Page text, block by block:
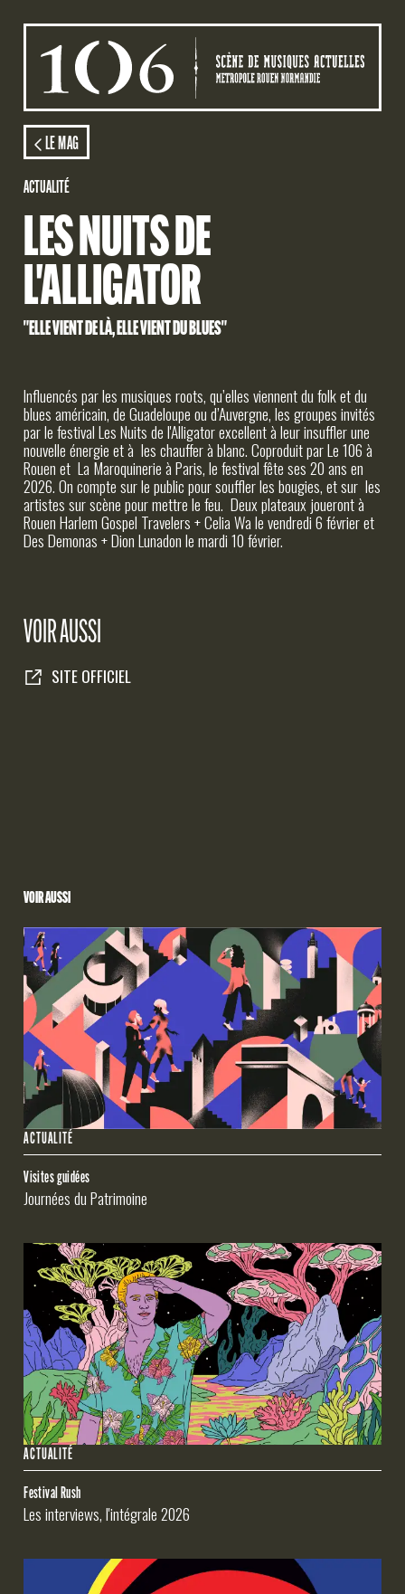
LE MAG
ACTUALITÉ
LES NUITS DE
L'ALLIGATOR
"ELLE VIENT DE LÀ, ELLE VIENT DU BLUES"
Influencés par les musiques roots, qu’elles viennent du folk et du
blues américain, de Guadeloupe ou d’Auvergne, les groupes invités
par le festival Les Nuits de l'Alligator excellent à leur insuffler une
nouvelle énergie et à les chauffer à blanc. Coproduit par Le 106 à
Rouen et La Maroquinerie à Paris, le festival fête ses 20 ans en
2026. On compte sur le public pour souffler les bougies, et sur les
artistes sur scène pour mettre le feu. Deux plateaux joueront à
Rouen Harlem Gospel Travelers + Celia Wa le vendredi 6 février et
Des Demonas + Dion Lunadon le mardi 10 février.
VOIR AUSSI
SITE OFFICIEL
VOIR AUSSI
ACTUALITÉ
Visites guidées
Journées du Patrimoine
ACTUALITÉ
Festival Rush
Les interviews, l'intégrale 2026
AGENDA
ACTION CULTURELLE
STUDIOS
LE MAG
INFOS PRATIQUES